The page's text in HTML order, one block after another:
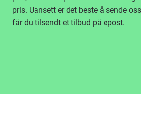
pris. Uansett er det beste å sende
får du tilsendt et tilbud på epost.